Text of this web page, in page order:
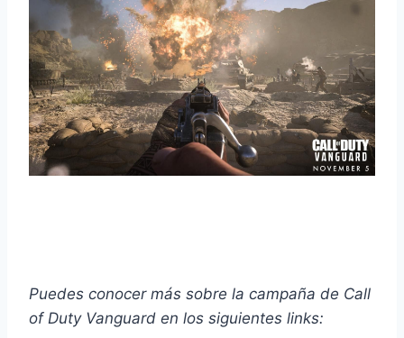
Puedes conocer más sobre la campaña de Call
of Duty Vanguard en los siguientes links: